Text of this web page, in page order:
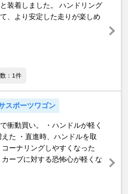
装着しました。 ハンドリング
、より安定した走りが楽しめ
：1件
スポーツワゴン
衝動買い。 ・ハンドルが軽く
た ・直進時、ハンドルを取
ーナリングしやすくなった
ーブに対する恐怖心が軽くな